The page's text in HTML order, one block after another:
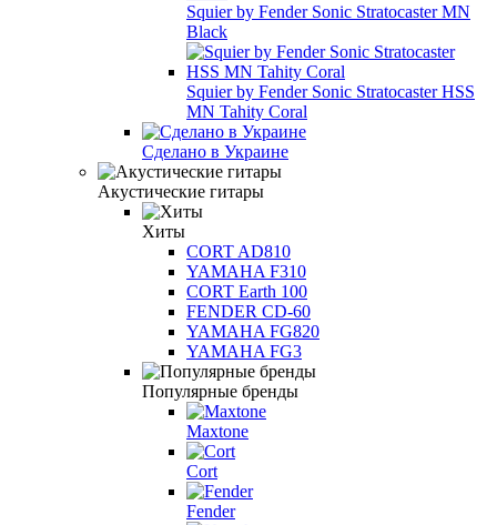
Squier by Fender Sonic Stratocaster MN
Black
Squier by Fender Sonic Stratocaster HSS
MN Tahity Coral
Сделано в Украине
Акустические гитары
Хиты
CORT AD810
YAMAHA F310
CORT Earth 100
FENDER CD-60
YAMAHA FG820
YAMAHA FG3
Популярные бренды
Maxtone
Cort
Fender